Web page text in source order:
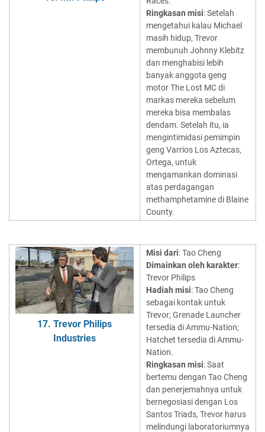
Ringkasan misi: Setelah
mengetahui kalau Michael
masih hidup, Trevor
membunuh Johnny Klebitz
dan menghabisi lebih
banyak anggota geng
motor The Lost MC di
markas mereka sebelum
mereka bisa membalas
dendam. Setelah itu, ia
mengintimidasi pemimpin
geng Varrios Los Aztecas,
Ortega, untuk
mengamankan dominasi
atas perdagangan
methamphetamine di Blaine
County.
17. Trevor Philips
Industries
Misi dari: Tao Cheng
Dimainkan oleh karakter:
Trevor Philips
Hadiah misi: Tao Cheng
sebagai kontak untuk
Trevor; Grenade Launcher
tersedia di Ammu-Nation;
Hatchet tersedia di Ammu-
Nation.
Ringkasan misi: Saat
bertemu dengan Tao Cheng
dan penerjemahnya untuk
bernegosiasi dengan Los
Santos Triads, Trevor harus
melindungi laboratoriumnya